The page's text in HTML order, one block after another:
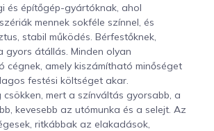
és építőgép-gyártóknak, ahol
mennek sokféle színnel, és
stabil működés. Bérfestőknek,
gyors átállás. Minden olyan
cégnek, amely kiszámítható minőséget
festési költséget akar.
mert a színváltás gyorsabb, a
kevesebb az utómunka és a selejt. Az
ritkábbak az elakadások,